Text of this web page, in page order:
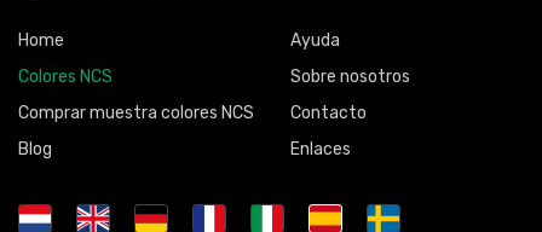
Home
Colores NCS
Comprar muestra colores NCS
Blog
Ayuda
Sobre nosotros
Contacto
Enlaces